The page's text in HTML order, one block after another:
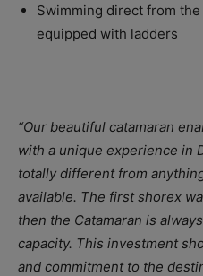
Swimming direct from
equipped with ladders
“Our beautiful catamaran
with a unique experience in
totally different from
available. The first shorex
then the Catamaran is
capacity. This investment
and commitment to the